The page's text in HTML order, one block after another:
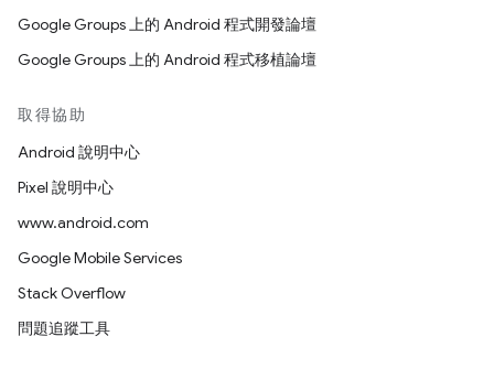
Google Groups 上的 Android 程式開發論壇
Google Groups 上的 Android 程式移植論壇
取得協助
Android 說明中心
Pixel 說明中心
www.android.com
Google Mobile Services
Stack Overflow
問題追蹤工具